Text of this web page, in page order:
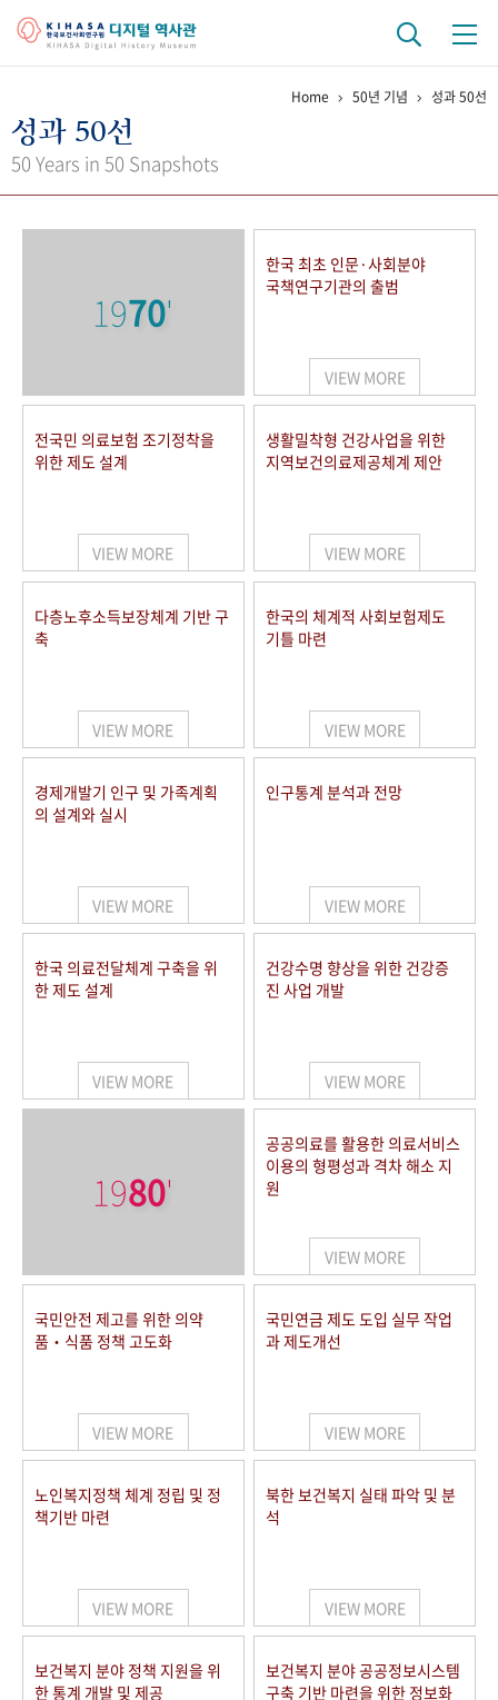
걸어온 길 기관 변천사
키워드로 보는 연구 역사
연구자들
사진 아카이브 문서 기록물 행정박물 영상 기록물
50+1 주년 기념
세계와 함께 한 KIHASA
VR 역사관
Home 50년 기념 성과 50선
성과 50선
50 Years in 50 Snapshots
1970'
한국 최초 인문·사회분야
국책연구기관의 출범
VIEW MORE
전국민 의료보험 조기정착을
위한 제도 설계
VIEW MORE
생활밀착형 건강사업을 위한
지역보건의료제공체계 제안
VIEW MORE
다층노후소득보장체계 기반 구
축
VIEW MORE
한국의 체계적 사회보험제도
기틀 마련
VIEW MORE
경제개발기 인구 및 가족계획
의 설계와 실시
VIEW MORE
인구통계 분석과 전망
VIEW MORE
한국 의료전달체계 구축을 위
한 제도 설계
VIEW MORE
건강수명 향상을 위한 건강증
진 사업 개발
VIEW MORE
1980'
공공의료를 활용한 의료서비스
이용의 형평성과 격차 해소 지
원
VIEW MORE
국민안전 제고를 위한 의약
품‧식품 정책 고도화
VIEW MORE
국민연금 제도 도입 실무 작업
과 제도개선
VIEW MORE
노인복지정책 체계 정립 및 정
책기반 마련
VIEW MORE
북한 보건복지 실태 파악 및 분
석
VIEW MORE
보건복지 분야 정책 지원을 위
한 통계 개발 및 제공
보건복지 분야 공공정보시스템
구축 기반 마련을 위한 정보화